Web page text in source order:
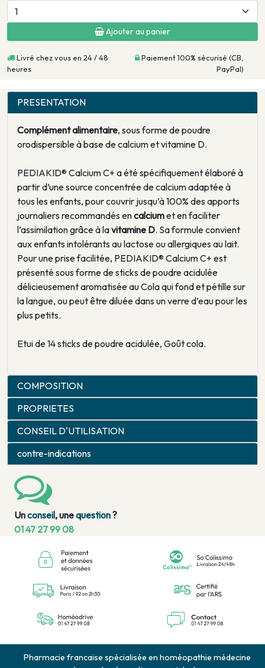
Ajouter au panier
Livré chez vous en 24 / 48
heures
Paiement 100% sécurisé (CB,
PayPal)
PRESENTATION
Complément alimentaire, sous forme de poudre
orodispersible à base de calcium et vitamine D.
PEDIAKID® Calcium C+ a été spécifiquement élaboré à
partir d’une source concentrée de calcium adaptée à
tous les enfants, pour couvrir jusqu’à 100% des apports
journaliers recommandés encalciumet en faciliter
l’assimilation grâce à lavitamine D. Sa formule convient
aux enfants intolérants au lactose ou allergiques au lait.
Pour une prise facilitée, PEDIAKID® Calcium C+ est
présenté sous forme de sticks de poudre acidulée
délicieusement aromatisée au Cola qui fond et pétille sur
la langue, ou peut être diluée dans un verre d’eau pour les
plus petits.
Etui de 14 sticks de poudre acidulée, Goût cola.
COMPOSITION
PROPRIETES
CONSEIL D'UTILISATION
contre-indications
Unconseil, unequestion?
01 47 27 99 08
Pharmacie francaise spécialisée en homéopathie médecine